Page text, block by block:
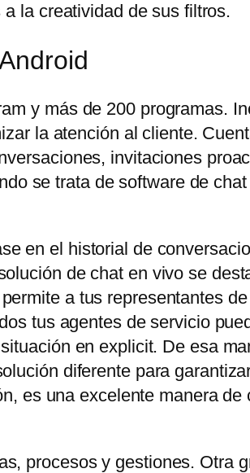
la creatividad de sus filtros.
y más de 200 programas.
la atención al cliente.
invitaciones
se trata de software de
en el historial de
de chat en vivo se
a tus representantes
tus agentes de servicio
en explicit. De esa
diferente para
es una excelente manera
procesos y gestiones. Otra